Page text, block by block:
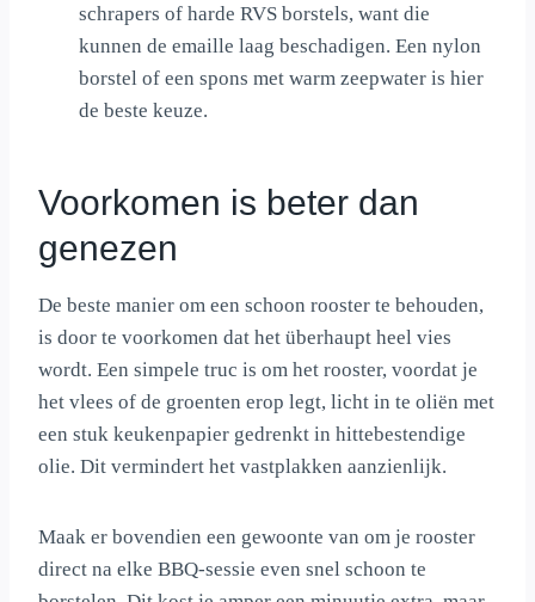
schrapers of harde RVS borstels, want die
kunnen de emaille laag beschadigen. Een nylon
borstel of een spons met warm zeepwater is hier
de beste keuze.
Voorkomen is beter dan
genezen
De beste manier om een schoon rooster te behouden,
is door te voorkomen dat het überhaupt heel vies
wordt. Een simpele truc is om het rooster, voordat je
het vlees of de groenten erop legt, licht in te oliën met
een stuk keukenpapier gedrenkt in hittebestendige
olie. Dit vermindert het vastplakken aanzienlijk.
Maak er bovendien een gewoonte van om je rooster
direct na elke BBQ-sessie even snel schoon te